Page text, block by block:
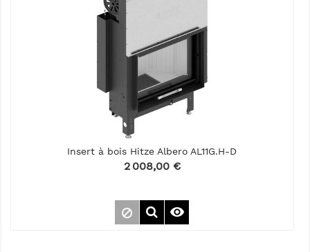
Insert à bois Hitze Albero AL11G.H-D
Prix
2 008,00 €
